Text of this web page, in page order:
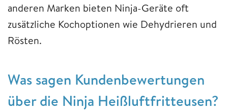
anderen Marken bieten Ninja-Geräte oft
zusätzliche Kochoptionen wie Dehydrieren und
Rösten.
Was sagen Kundenbewertungen
über die Ninja Heißluftfritteusen?